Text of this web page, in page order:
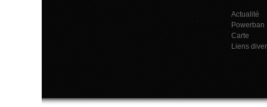
Actualité
Powerban
Carte
Liens